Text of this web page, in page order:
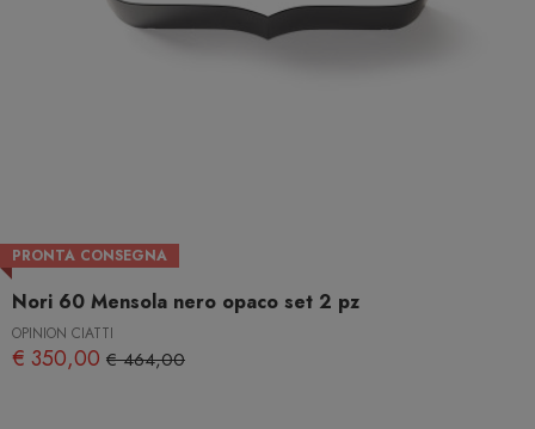
PRONTA CONSEGNA
Nori 60 Mensola nero opaco set 2 pz
OPINION CIATTI
€ 350,00 € 464,00